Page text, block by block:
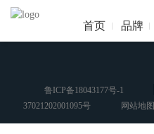
首页 品牌
鲁ICP备18043177号-1
37021202001095号
网站地图